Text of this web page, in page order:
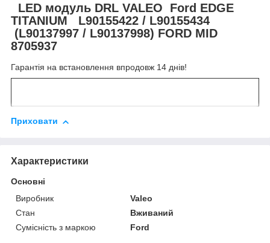
LED модуль DRL VALEO Ford EDGE
TITANIUM L90155422 / L90155434
(L90137997 / L90137998) FORD MID
8705937
Гарантія на встановлення впродовж 14 днів!
Приховати
Характеристики
Основні
Виробник
Valeo
Стан
Вживаний
Сумісність з маркою
Ford